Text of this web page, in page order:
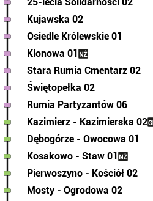
Kujawska 02
Osiedle Królewskie 01
Klonowa 01
Stara Rumia Cmentarz 02
Świętopełka 02
Rumia Partyzantów 06
Kazimierz - Kazimierska 02
Dębogórze - Owocowa 01
Kosakowo - Staw 01
Pierwoszyno - Kościół 02
Mosty - Ogrodowa 02